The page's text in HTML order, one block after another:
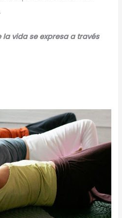
vida se expresa a través